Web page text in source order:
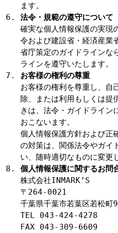
ます。
法令・規範の遵守について
確実な個人情報保護の実現
令および建設省・経済産業
省庁策定のガイドラインな
ラインを遵守いたします。
お客様の権利の尊重
お客様の権利を尊重し、自
除、または利用もしくは提
きは、法令・ガイドライン
おこないます。
個人情報保護方針および正
の対策は、関係法令やガイ
い、随時適切なものに変更
個人情報保護に関するお問
株式会社INMARK’S
〒264-0021
千葉県千葉市若葉区若松
TEL 043-424-4278
FAX 043-309-6609